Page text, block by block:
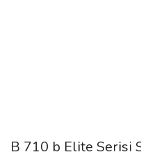
B 710 b Elite Serisi